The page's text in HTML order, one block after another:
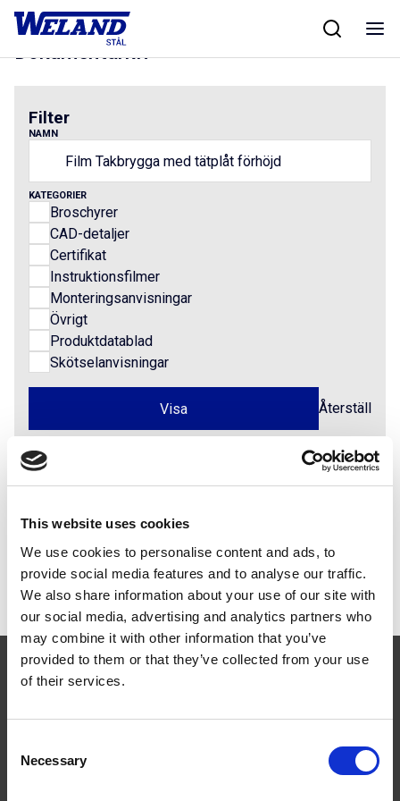
This website uses cookies
We use cookies to personalise content and ads, to
provide social media features and to analyse our traffic.
We also share information about your use of our site with
our social media, advertising and analytics partners who
may combine it with other information that you’ve
provided to them or that they’ve collected from your use
of their services.
Selection
Necessary
Skip
Hem/Results for Film Takbrygga med tätplåt förhöjd
Dokumentarkiv
Filter
NAMN
KATEGORIER
Broschyrer
CAD-detaljer
Certifikat
Instruktionsfilmer
Monteringsanvisningar
Övrigt
Produktdatablad
Skötselanvisningar
Återställ
Instruktionsfilmer
Film Takbrygga med tätplåt förhöjd
Följ oss